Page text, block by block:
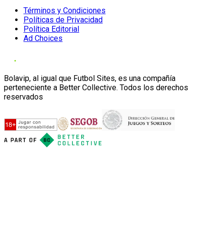
Términos y Condiciones
Políticas de Privacidad
Política Editorial
Ad Choices
Bolavip, al igual que Futbol Sites, es una compañía
perteneciente a Better Collective. Todos los derechos
reservados